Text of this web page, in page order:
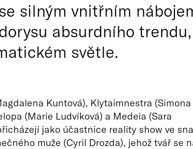
silným vnitřním
absurdního
světle.
Kuntová), Klytaimnestra (Simona
(Marie Ludvíková) a Medeia (Sara
jako účastnice reality show ve
muže (Cyril Drozda), jehož tvář se